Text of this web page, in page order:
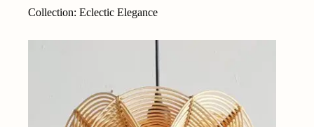
Collection: Eclectic Elegance